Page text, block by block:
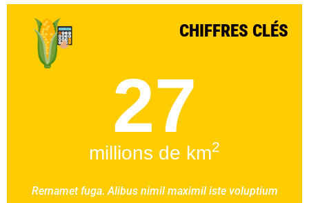
CHIFFRES CLÉS
27
millions de km2
Rernamet fuga. Alibus nimil maximil iste voluptium